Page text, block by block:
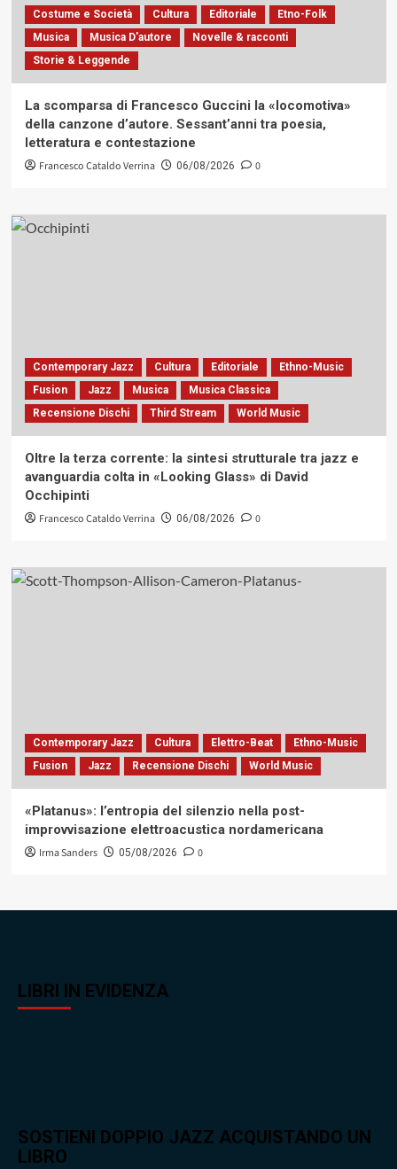
Costume e Società Cultura Editoriale
Etno-Folk
Musica
Musica D'autore
Novelle & racconti
Storie & Leggende
La scomparsa di Francesco Guccini la «locomotiva»
della canzone d’autore. Sessant’anni tra poesia,
letteratura e contestazione
Francesco Cataldo Verrina 06/08/2026 0
Contemporary Jazz Cultura Editoriale
Ethno-Music
Fusion
Jazz Musica
Musica Classica
Recensione Dischi
Third Stream World Music
Oltre la terza corrente: la sintesi strutturale tra jazz e
avanguardia colta in «Looking Glass» di David
Occhipinti
Francesco Cataldo Verrina 06/08/2026 0
Contemporary Jazz Cultura Elettro-Beat
Ethno-Music
Fusion
Jazz Recensione Dischi World Music
«Platanus»: l’entropia del silenzio nella post-
improvvisazione elettroacustica nordamericana
Irma Sanders 05/08/2026 0
LIBRI IN EVIDENZA
SOSTIENI DOPPIO JAZZ ACQUISTANDO UN
LIBRO